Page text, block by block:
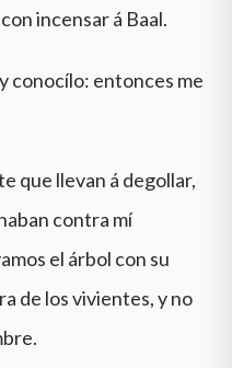
incensar á Baal.
conocílo: entonces me
que llevan á degollar,
contra mí
el árbol con su
de los vivientes, y no